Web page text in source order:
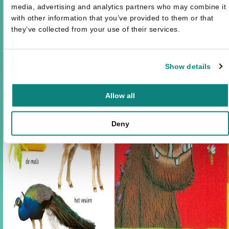
media, advertising and analytics partners who may combine it
with other information that you’ve provided to them or that
they’ve collected from your use of their services.
Show details
Allow all
Deny